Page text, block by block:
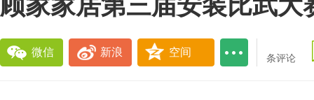
顾家家居第三届安装比武大
微信 新浪 空间
条评论